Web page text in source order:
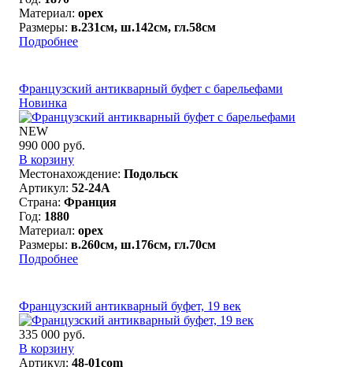
Материал: орех
Размеры: в.231см, ш.142см, гл.58см
Подробнее
Французский антикварный буфет с барельефами
Новинка
NEW
990 000 руб.
В корзину
Местонахождение: Подольск
Артикул: 52-24A
Страна: Франция
Год: 1880
Материал: орех
Размеры: в.260см, ш.176см, гл.70см
Подробнее
Французский антикварный буфет, 19 век
335 000 руб.
В корзину
Артикул: 48-01com